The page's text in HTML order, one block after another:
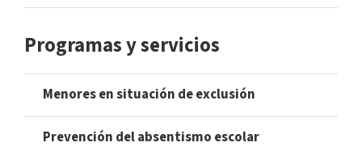
Programas y servicios
Menores en situación de exclusión
Prevención del absentismo escolar